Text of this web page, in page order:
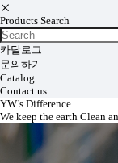
Products Search
카탈로그
문의하기
Catalog
Contact us
YW’s Difference
We keep the earth Clean